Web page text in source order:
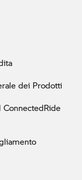
dei Prodotti
ConnectedRide